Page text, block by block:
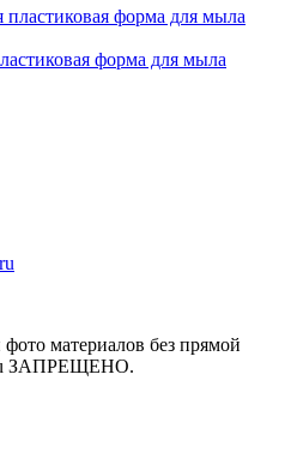
форма для мыла
материалов без прямой
ЗАПРЕЩЕНО.